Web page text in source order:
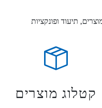
קטלוג מוצרים